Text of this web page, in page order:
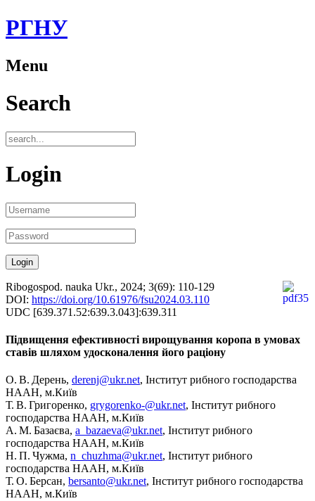
РГНУ
Menu
Search
Login
Ribogospod. nauka Ukr., 2024; 3(69): 110-129
DOI: https://doi.org/10.61976/fsu2024.03.110
UDC [639.371.52:639.3.043]:639.311
Підвищення ефективності вирощування коропа в умовах
ставів шляхом удосконалення його раціону
О. В. Дерень, derenj@ukr.net, Інститут рибного господарства
НААН, м.Київ
Т. В. Григоренко, grygorenko-@ukr.net, Інститут рибного
господарства НААН, м.Київ
А. М. Базаєва, a_bazaeva@ukr.net, Інститут рибного
господарства НААН, м.Київ
Н. П. Чужма, n_chuzhma@ukr.net, Інститут рибного
господарства НААН, м.Київ
Т. О. Берсан, bersanto@ukr.net, Інститут рибного господарства
НААН, м.Київ